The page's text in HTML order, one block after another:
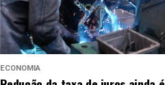
ECONOMIA